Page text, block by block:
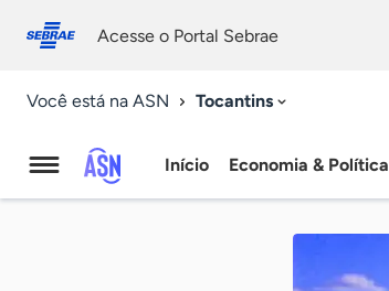
conosco
Acesse o Portal Sebrae
Você está na ASN Tocantins
Agência
Início Economia & Política